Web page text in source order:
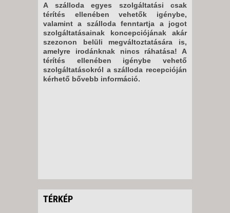
A szálloda egyes szolgáltatási csak
térítés ellenében vehetők igénybe,
valamint a szálloda fenntartja a jogot
szolgáltatásainak koncepciójának akár
szezonon belüli megváltoztatására is,
amelyre irodánknak nincs ráhatása! A
térítés ellenében igénybe vehető
szolgáltatásokról a szálloda recepcióján
kérhető bővebb információ.
TÉRKÉP